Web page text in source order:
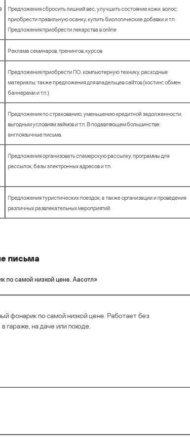
Предложения сбросить лишний вес, улучшить состояние кожи, волос;
приобрести правильную осанку, купить биологические добавки и т.п.
Предложения приобрести лекарства в online
Реклама семинаров, тренингов, курсов
Предложения приобрести ПО, компьютерную технику, расходные
материалы; также предложения для владельцев сайтов (хостинг, обмен
баннерами и т.п.)
Предложения по страхованию, уменьшению кредитной задолженности,
выгодным условиям займов и т.п. В подавляющем большинстве
англоязычные письма.
Предложения организовать спамерскую рассылку, программы для
рассылок, базы электронных адресов и т.п.
Предложения туристических поездок, а также организации и проведения
различных развлекательных мероприятий.
письма
по самой низкой цeне. Аасотл»
фонарик по самой низкой цене. Работает без
гараже, на даче или походе.